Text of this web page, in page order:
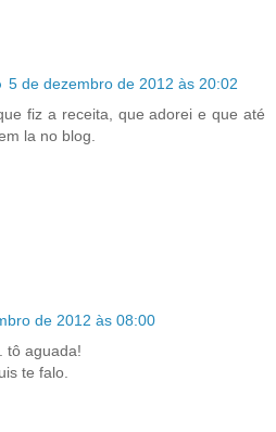
5 de dezembro de 2012 às 20:02
fiz a receita, que adorei e que até
la no blog.
de 2012 às 08:00
tô aguada!
te falo.